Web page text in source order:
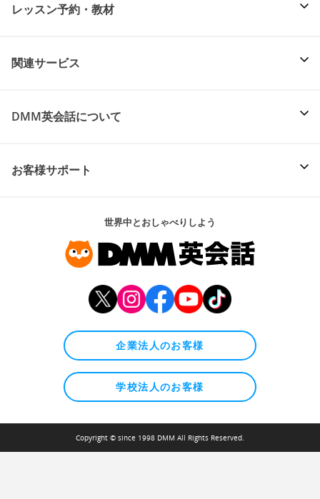
レッスン予約・教材
関連サービス
DMM英会話について
お客様サポート
世界中とおしゃべりしよう
企業法人のお客様
学校法人のお客様
Copyright © since 1998 DMM All Rights Reserved.